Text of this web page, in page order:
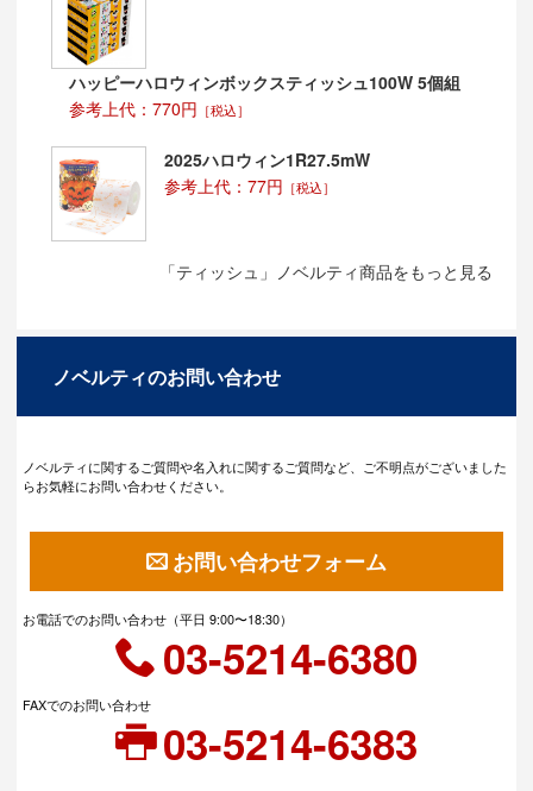
ハッピーハロウィンボックスティッシュ100W 5個組
参考上代：770円 ［税込］
2025ハロウィン1R27.5mW
参考上代：77円 ［税込］
「ティッシュ」ノベルティ商品をもっと見る
ノベルティのお問い合わせ
ノベルティに関するご質問や名入れに関するご質問など、ご不明点がございました
らお気軽にお問い合わせください。
お問い合わせフォーム
お電話でのお問い合わせ（平日 9:00〜18:30）
03-5214-6380
FAXでのお問い合わせ
03-5214-6383